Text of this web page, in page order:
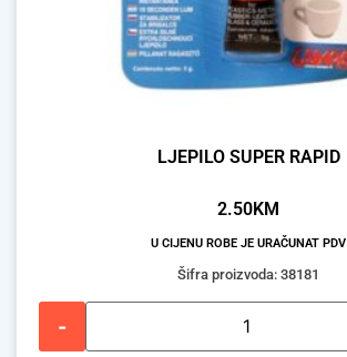
LJEPILO SUPER RAPID
2.50KM
U CIJENU ROBE JE URAČUNAT PDV
Šifra proizvoda: 38181
-